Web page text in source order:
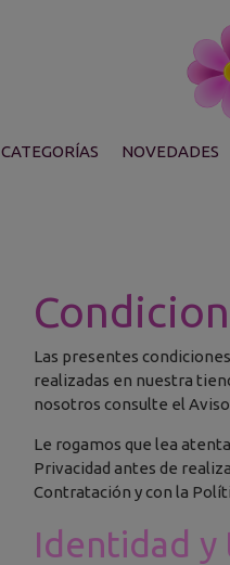
CATEGORÍAS NOVEDADES
Las presentes
realizadas en nuestra
nosotros consulte el
Le rogamos que lea
Privacidad antes de
Contratación y con la
Identidad